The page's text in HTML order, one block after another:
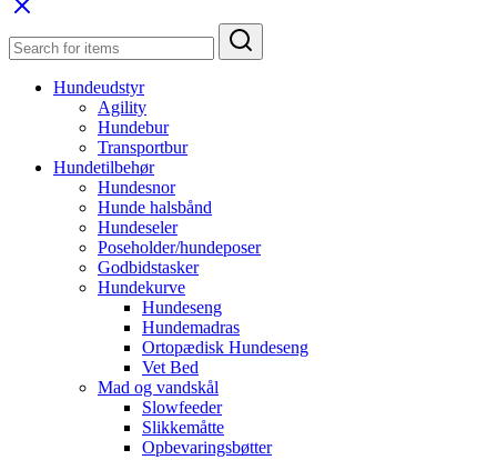
Hundeudstyr
Agility
Hundebur
Transportbur
Hundetilbehør
Hundesnor
Hunde halsbånd
Hundeseler
Poseholder/hundeposer
Godbidstasker
Hundekurve
Hundeseng
Hundemadras
Ortopædisk Hundeseng
Vet Bed
Mad og vandskål
Slowfeeder
Slikkemåtte
Opbevaringsbøtter